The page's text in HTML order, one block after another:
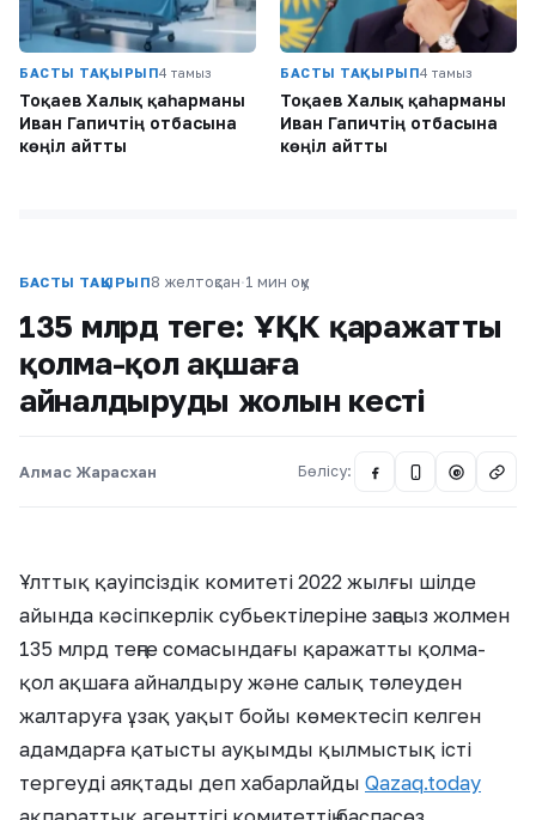
БАСТЫ ТАҚЫРЫП4 тамыз
Тоқаев Халық қаһарманы
Иван Гапичтің отбасына
көңіл айтты
БАСТЫ ТАҚЫРЫП4 тамыз
Тоқаев Халық қаһарманы
Иван Гапичтің отбасына
көңіл айтты
БАСТЫ ТАҚЫРЫП8 желтоқсан·1 мин оқу
135 млрд теңге: ҰҚК қаражатты
қолма-қол ақшаға
айналдырудың жолын кесті
Алмас Жарасхан Бөлісу: @
Ұлттық қауіпсіздік комитеті 2022 жылғы шілде
айында кәсіпкерлік субьектілеріне заңсыз жолмен
135 млрд теңге сомасындағы қаражатты қолма-
қол ақшаға айналдыру және салық төлеуден
жалтаруға ұзақ уақыт бойы көмектесіп келген
адамдарға қатысты ауқымды қылмыстық істі
тергеуді аяқтады деп хабарлайды Qazaq.today